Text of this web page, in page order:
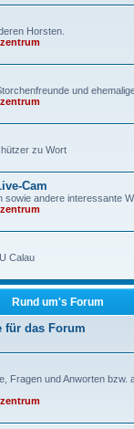
Horsten.
und
zu Wort
Cam
sowie andere interessante
Calau
Rund um's Forum
für das Forum
Fragen und Anworten bzw.